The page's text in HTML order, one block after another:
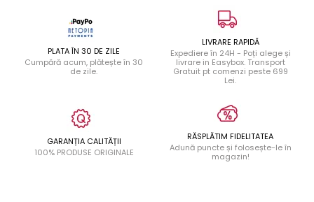
PLATA ÎN 30 DE ZILE
Cumpără acum, plătește în 30
de zile.
LIVRARE RAPIDĂ
Expediere în 24H - Poți alege și
livrare in Easybox. Transport
Gratuit pt comenzi peste 699
Lei.
GARANȚIA CALITĂȚII
100% PRODUSE ORIGINALE
RĂSPLĂTIM FIDELITATEA
Adună puncte și folosește-le în
magazin!